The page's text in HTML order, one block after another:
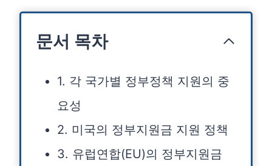
문서 목차
1. 각 국가별 정부정책 지원의 중
요성
2. 미국의 정부지원금 지원 정책
3. 유럽연합(EU)의 정부지원금